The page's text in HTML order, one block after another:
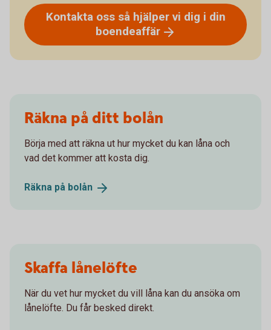
Kontakta oss så hjälper vi dig i din
boendeaffär
Räkna på ditt bolån
Börja med att räkna ut hur mycket du kan låna och
vad det kommer att kosta dig.
Räkna på bolån
Skaffa lånelöfte
När du vet hur mycket du vill låna kan du ansöka om
lånelöfte. Du får besked direkt.